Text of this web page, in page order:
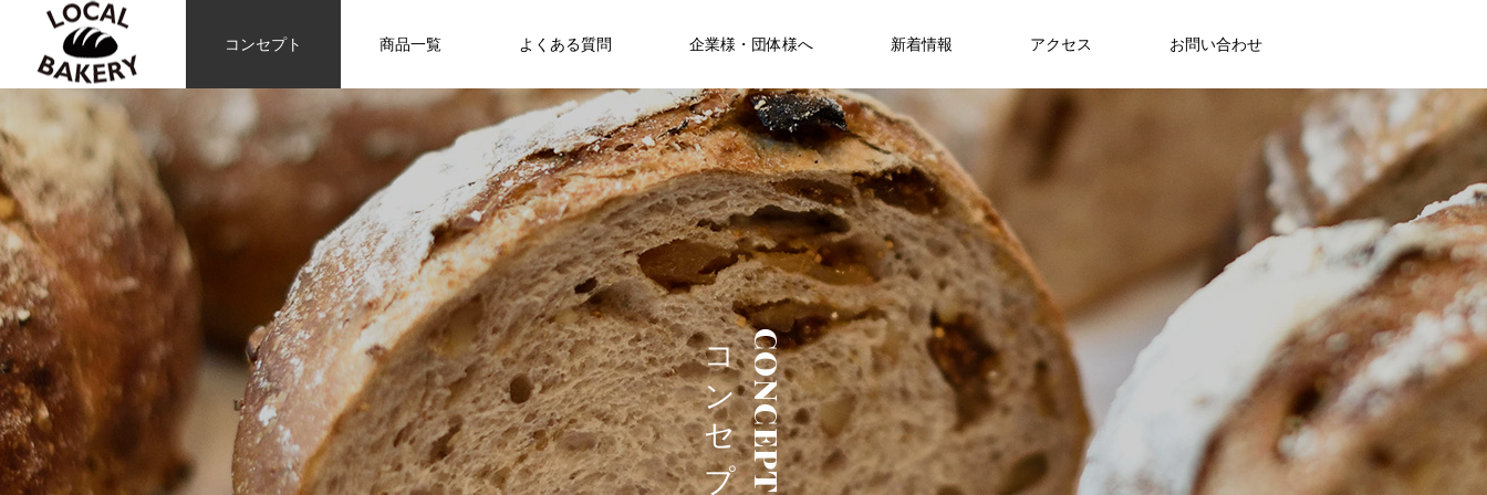
コンセプト 商品一覧 よくある質問 企業様・団体様へ 新着情報 アクセス お問い合わせ
CONCEPT
コンセプト